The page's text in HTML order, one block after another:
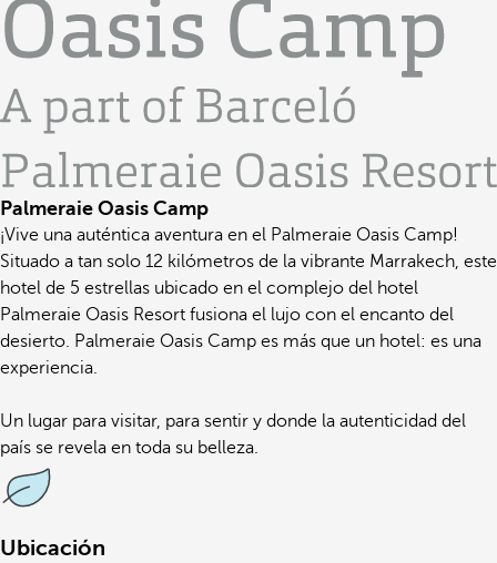
Palmeraie Oasis Camp
¡Vive una auténtica aventura en el Palmeraie Oasis Camp!
Situado a tan solo 12 kilómetros de la vibrante Marrakech, este
hotel de 5 estrellas ubicado en el complejo del hotel
Palmeraie Oasis Resort fusiona el lujo con el encanto del
desierto. Palmeraie Oasis Camp es más que un hotel: es una
experiencia.
Un lugar para visitar, para sentir y donde la autenticidad del
país se revela en toda su belleza.
Ubicación